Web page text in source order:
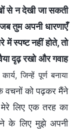
से न देखी जा सकती
तुम अपनी धारणाएँ
स्पष्ट नहीं होते, तो
दृढ़ रखो और गवाह
जिन्हें पूर्ण बनाया
वचनों को पढ़कर मैंने
लिए एक तरह का
के लिए मुझे अपनी